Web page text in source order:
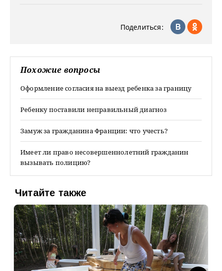
Поделиться:
Похожие вопросы
Оформление согласия на выезд ребенка за границу
Ребенку поставили неправильный диагноз
Замуж за гражданина Франции: что учесть?
Имеет ли право несовершеннолетний гражданин
вызывать полицию?
Читайте также